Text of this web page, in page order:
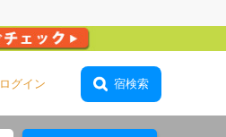
会員登録 宿検索